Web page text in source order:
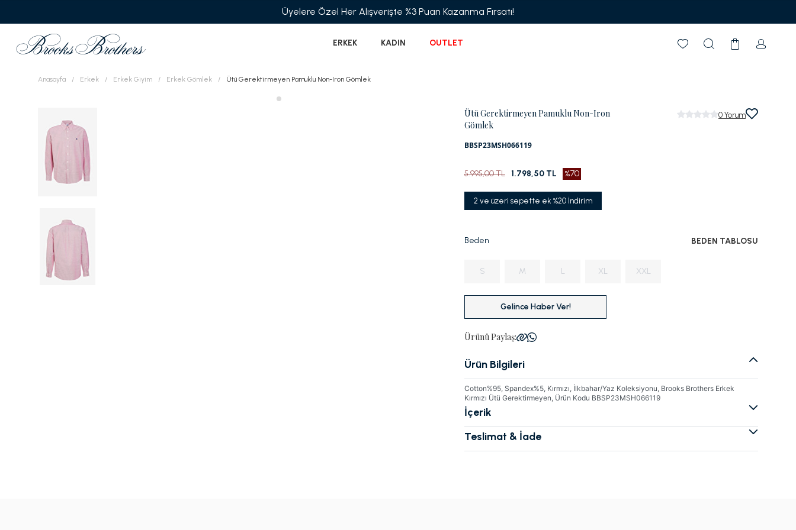
Üyelere Özel Her Alışverişte %3 Puan Kazanma Fırsatı!
ERKEK KADIN OUTLET
Anasayfa Erkek Erkek Giyim Erkek Gömlek Ütü Gerektirmeyen Pamuklu Non-Iron Gömlek
Ütü Gerektirmeyen Pamuklu Non-Iron
Gömlek
BBSP23MSH066119
0 Yorum
5.995,00 TL 1.798,50 TL %70
2 ve üzeri sepette ek %20 İndirim
Beden BEDEN TABLOSU
S M L XL XXL
Gelince Haber Ver!
Ürünü Paylaş:
Ürün Bilgileri
Cotton%95, Spandex%5, Kırmızı, İlkbahar/Yaz Koleksiyonu, Brooks Brothers Erkek
Kırmızı Ütü Gerektirmeyen, Ürün Kodu BBSP23MSH066119
İçerik
Teslimat & İade